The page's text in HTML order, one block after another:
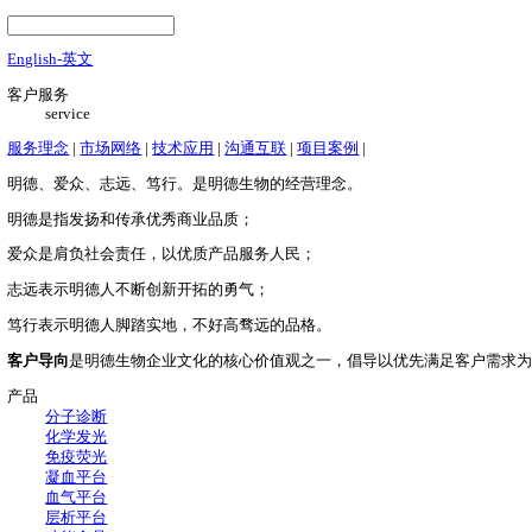
English-英文
客户服务
service
服务理念|市场网络| 技术应用|沟通互联
明德、爱众、志远、笃行。是明德生物的经营理念。
爱众是肩负社会责任，以优质产品服务人民；
志远表示明德人不断创新开拓的勇气；
笃行表示明德人脚踏实地，不好高骛远的品格。
客户导向是明德生物企业文化的核心价值观之一，倡导以优
产品
分子诊断